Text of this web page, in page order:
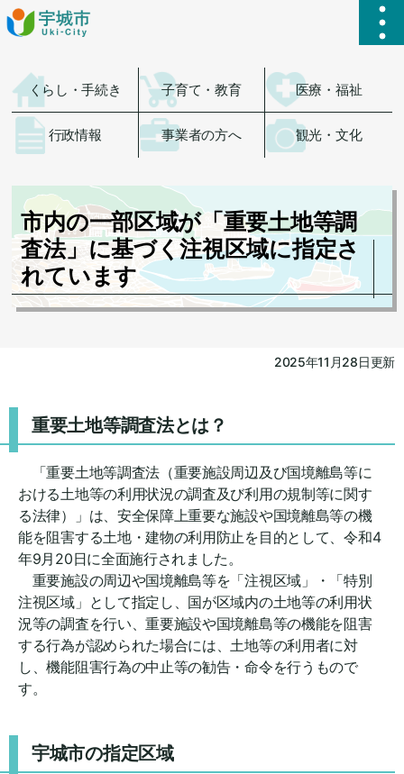
ハ
くらし・手続き 子育て・教育 医療・福祉
行政情報 事業者の方へ 観光・文化
市内の一部区域が「重要土地等調
査法」に基づく注視区域に指定さ
れています
2025年11月28日更新
重要土地等調査法とは？
「重要土地等調査法（重要施設周辺及び国境離島等に
おける土地等の利用状況の調査及び利用の規制等に関す
る法律）」は、安全保障上重要な施設や国境離島等の機
能を阻害する土地・建物の利用防止を目的として、令和4
年9月20日に全面施行されました。
重要施設の周辺や国境離島等を「注視区域」・「特別
注視区域」として指定し、国が区域内の土地等の利用状
況等の調査を行い、重要施設や国境離島等の機能を阻害
する行為が認められた場合には、土地等の利用者に対
し、機能阻害行為の中止等の勧告・命令を行うもので
す。
宇城市の指定区域